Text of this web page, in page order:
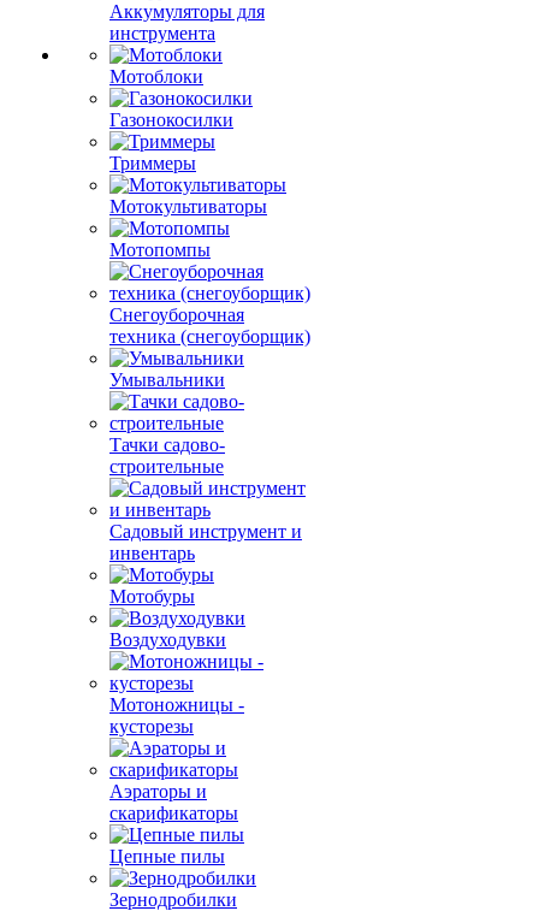
Аккумуляторы для
инструмента
Мотоблоки
Газонокосилки
Триммеры
Мотокультиваторы
Мотопомпы
Снегоуборочная
техника (снегоуборщик)
Умывальники
Тачки садово-
строительные
Садовый инструмент и
инвентарь
Мотобуры
Воздуходувки
Мотоножницы -
кусторезы
Аэраторы и
скарификаторы
Цепные пилы
Зернодробилки